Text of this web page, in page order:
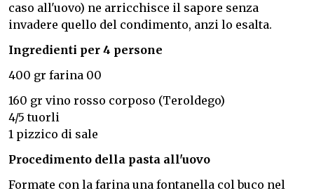
caso all'uovo) ne arricchisce il sapore senza
invadere quello del condimento, anzi lo esalta.
Ingredienti per 4 persone
400 gr farina 00
160 gr vino rosso corposo (Teroldego)
4/5 tuorli
1 pizzico di sale
Procedimento della pasta all'uovo
Formate con la farina una fontanella col buco nel